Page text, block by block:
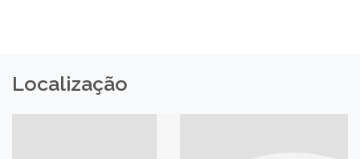
Localização